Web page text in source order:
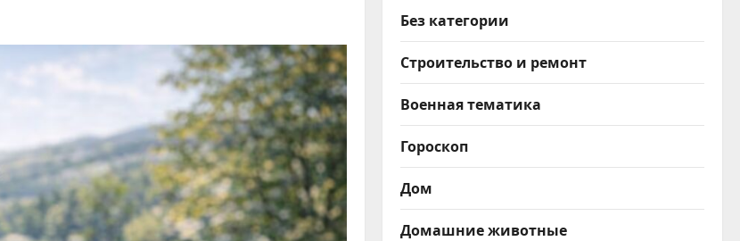
Без категории
Строительство и ремонт
Военная тематика
Гороскоп
Дом
Домашние животные